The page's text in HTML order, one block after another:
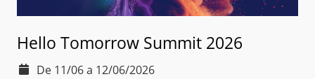
Hello Tomorrow Summit 2026
De 11/06 a 12/06/2026